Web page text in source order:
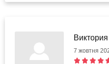
Виктория
7 жовтня